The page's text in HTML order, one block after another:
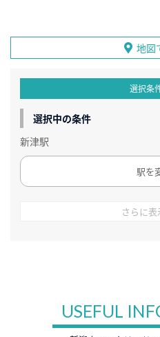
地図
選択条
選択中の条件
新津駅
駅を
さらに表
USEFUL